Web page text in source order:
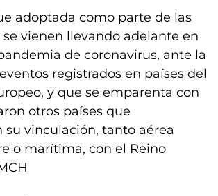
adoptada como parte de las
se vienen llevando adelante en
de coronavirus, ante la
registrados en países del
y que se emparenta con
otros países que
su vinculación, tanto aérea
o marítima, con el Reino